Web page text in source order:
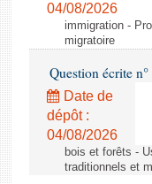
04/08/2026
immigration -
migratoire
Question écrite
Date de
dépôt :
04/08/2026
bois et forêts -
traditionnels et